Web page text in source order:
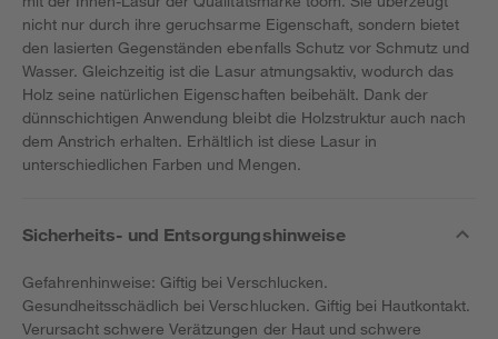
nicht nur durch ihre geruchsarme Eigenschaft, sondern bietet
den lasierten Gegenständen ebenfalls Schutz vor Schmutz und
Wasser. Gleichzeitig ist die Lasur atmungsaktiv, wodurch das
Holz seine natürlichen Eigenschaften beibehält. Dank der
dünnschichtigen Anwendung bleibt die Holzstruktur auch nach
dem Anstrich erhalten. Erhältlich ist diese Lasur in
unterschiedlichen Farben und Mengen.
Sicherheits- und Entsorgungshinweise
Gefahrenhinweise: Giftig bei Verschlucken.
Gesundheitsschädlich bei Verschlucken. Giftig bei Hautkontakt.
Verursacht schwere Verätzungen der Haut und schwere